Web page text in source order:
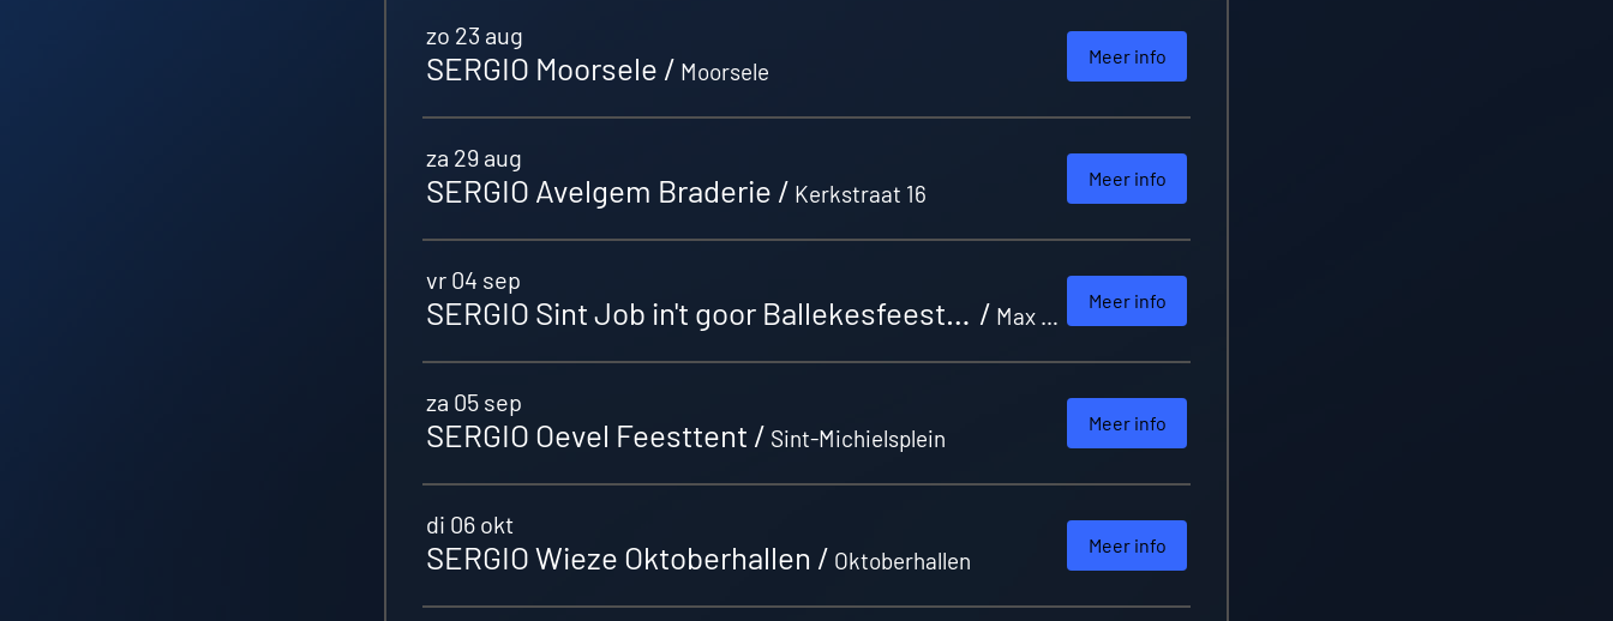
zo 23 aug
SERGIO Moorsele / Moorsele
Meer info
za 29 aug
SERGIO Avelgem Braderie / Kerkstraat 16
Meer info
vr 04 sep
SERGIO Sint Job in't goor Ballekesfeesten / Max Wildiersplein
Meer info
za 05 sep
SERGIO Oevel Feesttent / Sint-Michielsplein
Meer info
di 06 okt
SERGIO Wieze Oktoberhallen / Oktoberhallen
Meer info